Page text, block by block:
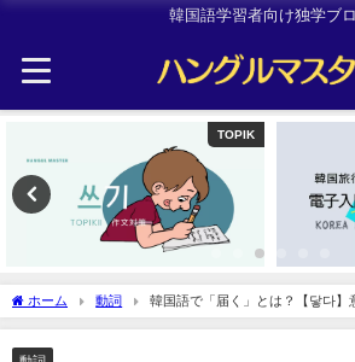
韓国語学習者向け独学ブ
韓国旅行
ホーム 動詞 韓国語で「届く」とは？【닿다】